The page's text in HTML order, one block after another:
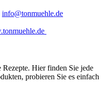
info@tonmuehle.de
Hier finden Sie jede
probieren Sie es einfach